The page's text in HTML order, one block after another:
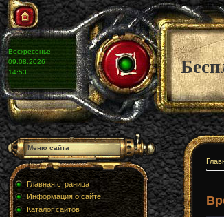
Воскресенье
09.08.2026
14:53
Меню сайта
Главная страница
Информация о сайте
Каталог сайтов